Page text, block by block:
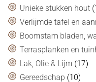
Unieke stukken hout
Verlijmde tafel en
Boomstam bladen,
Terrasplanken en
Lak, Olie & Lijm (17)
Gereedschap (10)